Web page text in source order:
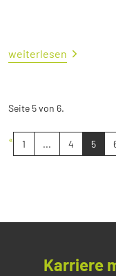
weiterlesen
Seite 5 von 6.
« 1 ... 4 5
Karriere